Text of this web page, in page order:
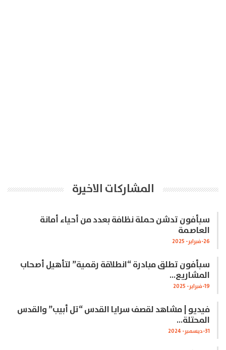
المشاركات الاخيرة
سبأفون تدشن حملة نظافة بعدد من أحياء أمانة
العاصمة
26-فبراير- 2025
سبأفون تطلق مبادرة “انطلاقة رقمية” لتأهيل أصحاب
المشاريع…
19-فبراير- 2025
فيديو | مشاهد لقصف سرايا القدس “تل أبيب” والقدس
المحتلة…
31-ديسمبر- 2024